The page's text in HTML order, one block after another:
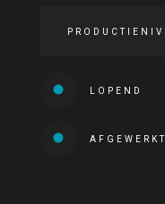
LOPEND
AFGEWERKT